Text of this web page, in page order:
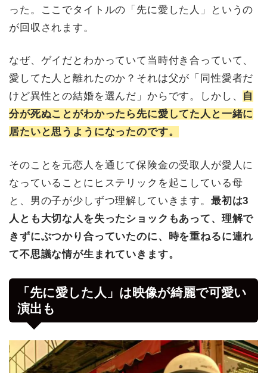
った。ここでタイトルの「先に愛した人」というの
が回収されます。
なぜ、ゲイだとわかっていて当時付き合っていて、
愛してた人と離れたのか？それは父が「同性愛者だ
けど異性との結婚を選んだ」からです。しかし、 自
分が死ぬことがわかったら先に愛してた人と一緒に
居たいと思うようになったのです。
そのことを元恋人を通じて保険金の受取人が愛人に
なっていることにヒステリックを起こしている母
と、男の子が少しずつ理解していきます。 最初は3
人とも大切な人を失ったショックもあって、理解で
きずにぶつかり合っていたのに、時を重ねるに連れ
て不思議な情が生まれていきます。
「先に愛した人」は映像が綺麗で可愛い
演出も